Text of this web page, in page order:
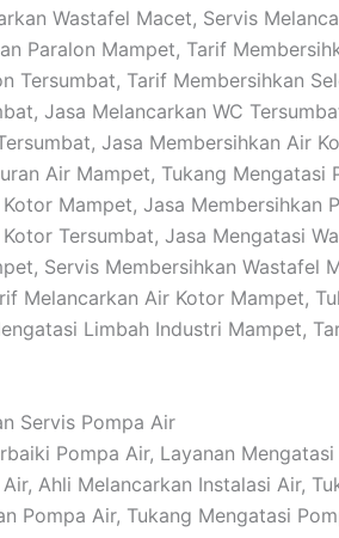
Wastafel Macet, Servis
Paralon Mampet, Tarif
Tersumbat, Tarif Membersihkan
Jasa Melancarkan WC
Jasa Membersihkan Air
Air Mampet, Tukang Mengatasi
Mampet, Jasa Membersihkan
Tersumbat, Jasa Mengatasi
Servis Membersihkan Wastafel
Melancarkan Air Kotor Mampet,
Limbah Industri Mampet,
Servis Pompa Air
Pompa Air, Layanan Mengatasi
Ahli Melancarkan Instalasi Air,
Pompa Air, Tukang Mengatasi